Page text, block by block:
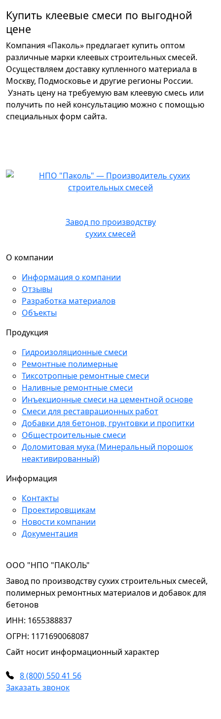
Купить клеевые смеси по выгодной
цене
Компания «Паколь» предлагает купить оптом
различные марки клеевых строительных смесей.
Осуществляем доставку купленного материала в
Москву, Подмосковье и другие регионы России.
Узнать цену на требуемую вам клеевую смесь или
получить по ней консультацию можно с помощью
специальных форм сайта.
Завод по производству
сухих смесей
О компании
Информация о компании
Отзывы
Разработка материалов
Объекты
Продукция
Гидроизоляционные смеси
Ремонтные полимерные
Тиксотропные ремонтные смеси
Наливные ремонтные смеси
Инъекционные смеси на цементной основе
Смеси для реставрационных работ
Добавки для бетонов, грунтовки и пропитки
Общестроительные смеси
Доломитовая мука (Минеральный порошок
неактивированный)
Информация
Контакты
Проектировщикам
Новости компании
Документация
OOO "НПО "ПАКОЛЬ"
Завод по производству сухих строительных смесей,
полимерных ремонтных материалов и добавок для
бетонов
ИНН: 1655388837
ОГРН: 1171690068087
Сайт носит информационный характер
8 (800) 550 41 56
Заказать звонок